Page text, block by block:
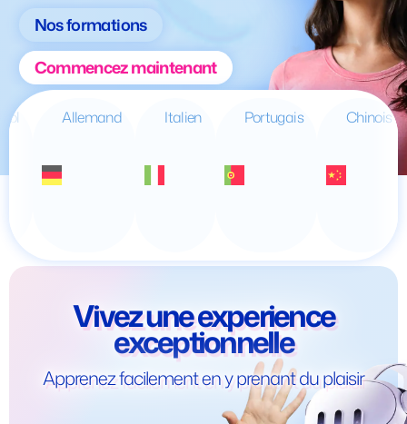
Nos formations
Commencez maintenant
Italien Portugais Chinois Japonais
Vivez une experience
exceptionnelle
Apprenez facilement en y prenant du plaisir